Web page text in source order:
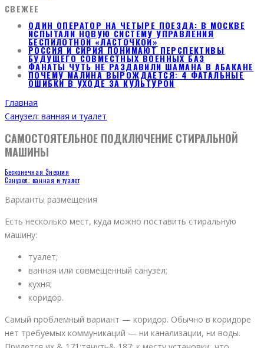
СВЕЖЕЕ
ОДИН ОПЕРАТОР НА ЧЕТЫРЕ ПОЕЗДА: В МОСКВЕ
ИСПЫТАЛИ НОВУЮ СИСТЕМУ УПРАВЛЕНИЯ
БЕСПИЛОТНОЙ «ЛАСТОЧКОЙ»
РОССИЯ И СИРИЯ ПОНИМАЮТ ПЕРСПЕКТИВЫ
БУДУЩЕГО СОВМЕСТНЫХ ВОЕННЫХ БАЗ
ФАНАТЫ ЧУТЬ НЕ РАЗДАВИЛИ ШАМАНА В АБАКАНЕ
ПОЧЕМУ МАЛИНА ВЫРОЖДАЕТСЯ: 4 ФАТАЛЬНЫЕ
ОШИБКИ В УХОДЕ ЗА КУЛЬТУРОЙ
Главная
Санузел: ванная и туалет
САМОСТОЯТЕЛЬНОЕ ПОДКЛЮЧЕНИЕ СТИРАЛЬНОЙ
МАШИНЫ
Бесконечная Энергия
Санузел: ванная и туалет
Варианты размещения
Есть несколько мест, куда можно поставить стиральную
машину:
туалет;
ванная или совмещенный санузел;
кухня;
коридор.
Самый проблемный вариант — коридор. Обычно в коридоре
нет требуемых коммуникаций — ни канализации, ни воды.